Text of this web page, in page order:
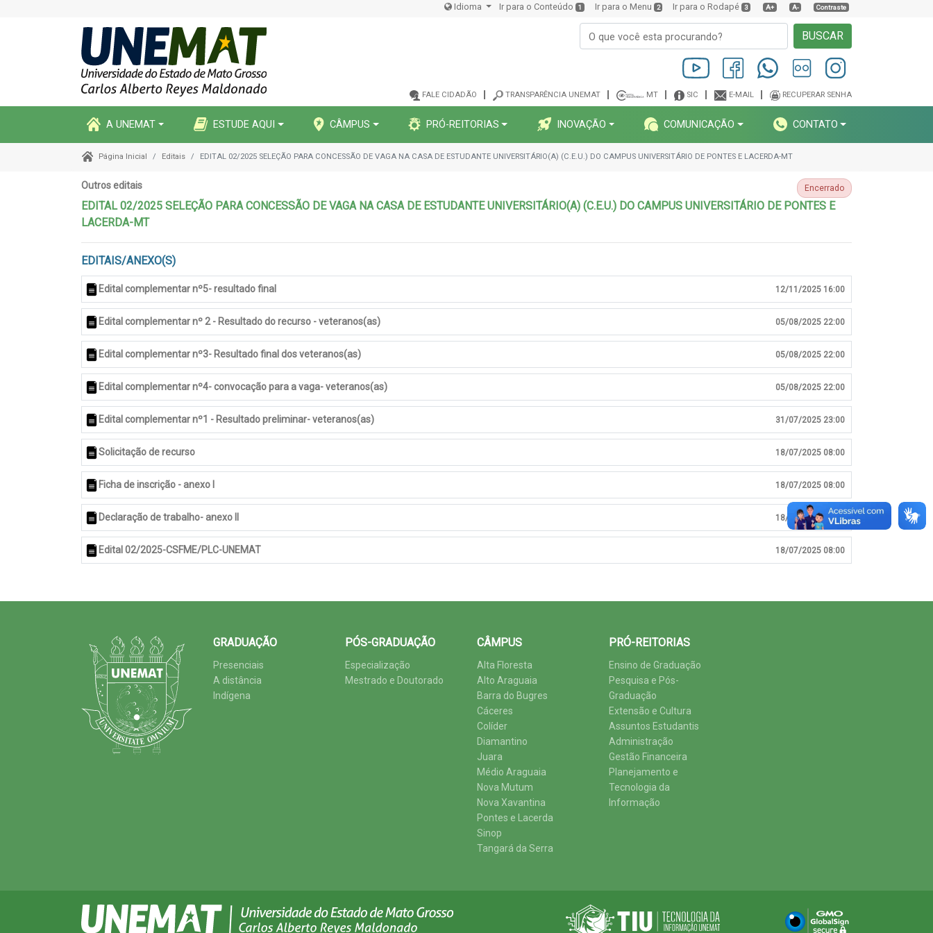
Idioma Ir para o Conteúdo 1 Ir para o Menu 2 Ir para o Rodapé 3 A+ A- Contraste
BUSCAR
FALE CIDADÃO TRANSPARÊNCIA UNEMAT MT SIC E-MAIL RECUPERAR SENHA
A UNEMAT ESTUDE AQUI CÂMPUS PRÓ-REITORIAS INOVAÇÃO COMUNICAÇÃO CONTATO
Página Inicial Editais EDITAL 02/2025 SELEÇÃO PARA CONCESSÃO DE VAGA NA CASA DE ESTUDANTE UNIVERSITÁRIO(A) (C.E.U.) DO CAMPUS UNIVERSITÁRIO DE PONTES E LACERDA-MT
Outros editais Encerrado
EDITAL 02/2025 SELEÇÃO PARA CONCESSÃO DE VAGA NA CASA DE ESTUDANTE UNIVERSITÁRIO(A) (C.E.U.) DO CAMPUS UNIVERSITÁRIO DE PONTES E
LACERDA-MT
EDITAIS/ANEXO(S)
Edital complementar nº5- resultado final 12/11/2025 16:00
Edital complementar nº 2 - Resultado do recurso - veteranos(as) 05/08/2025 22:00
Edital complementar nº3- Resultado final dos veteranos(as) 05/08/2025 22:00
Edital complementar nº4- convocação para a vaga- veteranos(as) 05/08/2025 22:00
Edital complementar nº1 - Resultado preliminar- veteranos(as) 31/07/2025 23:00
Solicitação de recurso 18/07/2025 08:00
Ficha de inscrição - anexo I 18/07/2025 08:00
Declaração de trabalho- anexo II 18/07/2025 08:00
Edital 02/2025-CSFME/PLC-UNEMAT 18/07/2025 08:00
GRADUAÇÃO
Presenciais
A distância
Indígena
PÓS-GRADUAÇÃO
Especialização
Mestrado e Doutorado
CÂMPUS
Alta Floresta
Alto Araguaia
Barra do Bugres
Cáceres
Colíder
Diamantino
Juara
Médio Araguaia
Nova Mutum
Nova Xavantina
Pontes e Lacerda
Sinop
Tangará da Serra
PRÓ-REITORIAS
Ensino de Graduação
Pesquisa e Pós-
Graduação
Extensão e Cultura
Assuntos Estudantis
Administração
Gestão Financeira
Planejamento e
Tecnologia da
Informação